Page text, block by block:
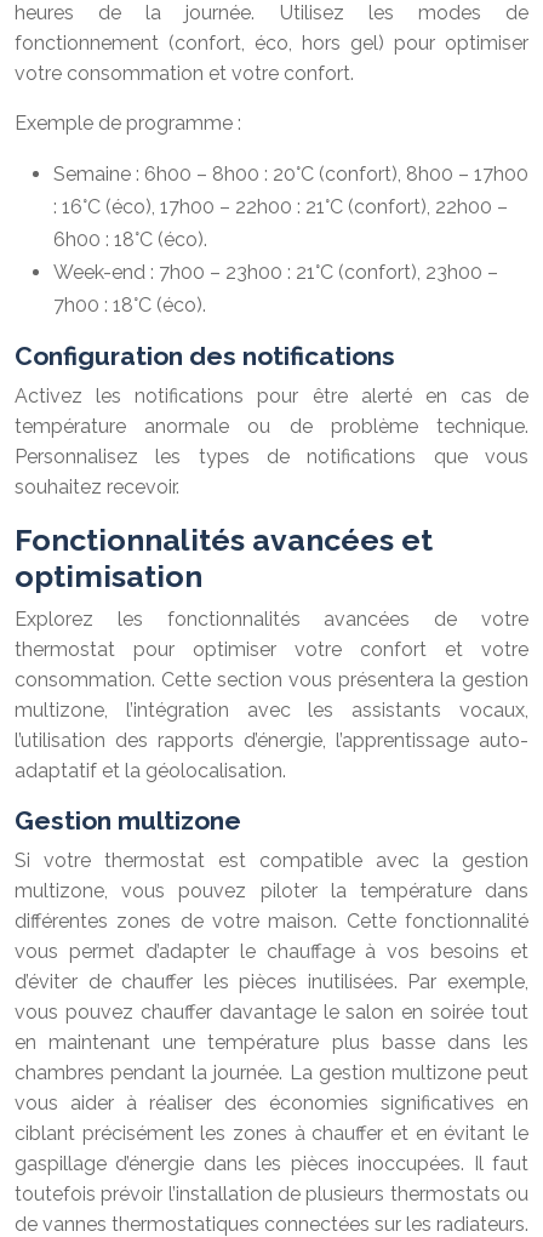
heures de la journée. Utilisez les modes de
fonctionnement (confort, éco, hors gel) pour optimiser
votre consommation et votre confort.
Exemple de programme :
Semaine : 6h00 – 8h00 : 20°C (confort), 8h00 – 17h00
: 16°C (éco), 17h00 – 22h00 : 21°C (confort), 22h00 –
6h00 : 18°C (éco).
Week-end : 7h00 – 23h00 : 21°C (confort), 23h00 –
7h00 : 18°C (éco).
Configuration des notifications
Activez les notifications pour être alerté en cas de
température anormale ou de problème technique.
Personnalisez les types de notifications que vous
souhaitez recevoir.
Fonctionnalités avancées et
optimisation
Explorez les fonctionnalités avancées de votre
thermostat pour optimiser votre confort et votre
consommation. Cette section vous présentera la gestion
multizone, l’intégration avec les assistants vocaux,
l’utilisation des rapports d’énergie, l’apprentissage auto-
adaptatif et la géolocalisation.
Gestion multizone
Si votre thermostat est compatible avec la gestion
multizone, vous pouvez piloter la température dans
différentes zones de votre maison. Cette fonctionnalité
vous permet d’adapter le chauffage à vos besoins et
d’éviter de chauffer les pièces inutilisées. Par exemple,
vous pouvez chauffer davantage le salon en soirée tout
en maintenant une température plus basse dans les
chambres pendant la journée. La gestion multizone peut
vous aider à réaliser des économies significatives en
ciblant précisément les zones à chauffer et en évitant le
gaspillage d’énergie dans les pièces inoccupées. Il faut
toutefois prévoir l’installation de plusieurs thermostats ou
de vannes thermostatiques connectées sur les radiateurs.